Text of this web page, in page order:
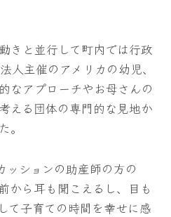
きと並行して町内では行政
人主催のアメリカの幼児、
なアプローチやお母さんの
える団体の専門的な見地か
。
ションの助産師の方の
から耳も聞こえるし、目も
て子育ての時間を幸せに感